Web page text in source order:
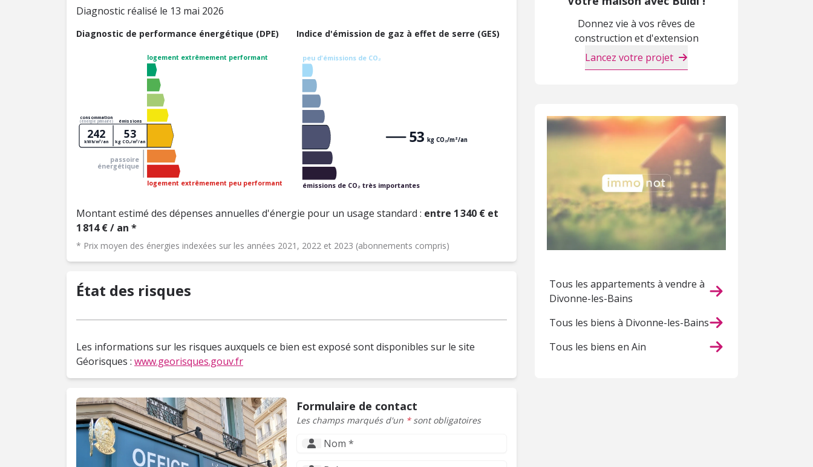
Diagnostic réalisé le 13 mai 2026
Diagnostic de performance énergétique (DPE)
logement extrêmement performant
logement extrêmement peu performant
passoire
énergétique
consommation
(énergie primaire) émissions
242
kWh/m²/an
53
kg CO₂/m²/an
Indice d'émission de gaz à effet de serre (GES)
peu d'émissions de CO₂
émissions de CO₂ très importantes
53 kg CO₂/m²/an
Montant estimé des dépenses annuelles d'énergie pour un usage standard : entre 1 340 € et
1 814 € / an *
* Prix moyen des énergies indexées sur les années 2021, 2022 et 2023 (abonnements compris)
État des risques
Les informations sur les risques auxquels ce bien est exposé sont disponibles sur le site
Géorisques : www.georisques.gouv.fr
Formulaire de contact
Les champs marqués d'un *sont obligatoires
Donnez vie à vos rêves de
construction et d'extension
Lancez votre projet
Tous les appartements à vendre à
Divonne-les-Bains
Tous les biens à Divonne-les-Bains
Tous les biens en Ain